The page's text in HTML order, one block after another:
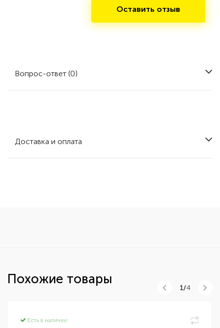
Оставить отзыв
Вопрос-ответ (0)
Доставка и оплата
Похожие товары
Есть в наличии
1/4